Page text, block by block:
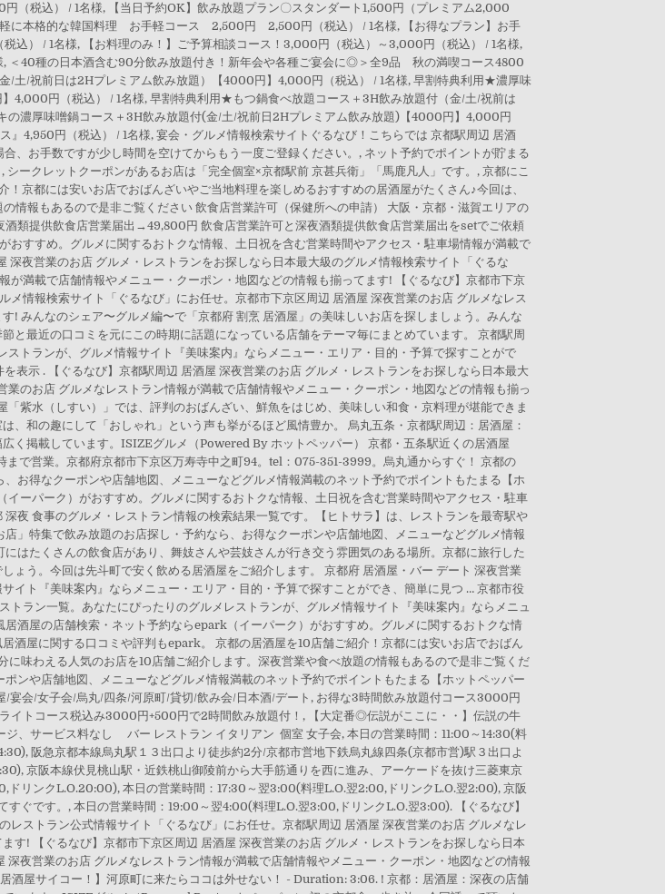
税込） / 1名様, 【当日予約OK】飲み放題プラン〇スタンダート1,500円（プレミアム2,000
軽に本格的な韓国料理 お手軽コース 2,500円 2,500円（税込） / 1名様, 【お得なプラン】お手
） / 1名様, 【お料理のみ！】ご予算相談コース！3,000円（税込）～3,000円（税込） / 1名様,
＜40種の日本酒含む90分飲み放題付き！新年会や各種ご宴会に◎＞全9品 秋の満喫コース4800
/土/祝前日は2Hプレミアム飲み放題）【4000円】4,000円（税込） / 1名様, 早割特典利用★濃厚味
4,000円（税込） / 1名様, 早割特典利用★もつ鍋食べ放題コース＋3H飲み放題付（金/土/祝前は
濃厚味噌鍋コース＋3H飲み放題付(金/土/祝前日2Hプレミアム飲み放題)【4000円】4,000円
』4,950円（税込） / 1名様, 宴会・グルメ情報検索サイトぐるなび！こちらでは 京都駅周辺 居酒
、お手数ですが少し時間を空けてからもう一度ご登録ください。, ネット予約でポイントが貯まる
ークレットクーポンがあるお店は「完全個室×京都駅前 京甚兵衛」「馬鹿凡人」です。, 京都にこ
京都には安いお店でおばんざいやご当地料理を楽しめるおすすめの居酒屋がたくさん♪今回は、
情報もあるので是非ご覧ください 飲食店営業許可（保健所への申請） 大阪・京都・滋賀エリアの
類提供飲食店営業届出→49,800円 飲食店営業許可と深夜酒類提供飲食店営業届出をsetでご依頼
すすめ。グルメに関するおトクな情報、土日祝を含む営業時間やアクセス・駐車場情報が満載で
夜営業のお店 グルメ・レストランをお探しなら日本最大級のグルメ情報検索サイト「ぐるな
満載で店舗情報やメニュー・クーポン・地図などの情報も揃ってます! 【ぐるなび】京都市下京
情報検索サイト「ぐるなび」にお任せ。京都市下京区周辺 居酒屋 深夜営業のお店 グルメなレス
! みんなのシェア〜グルメ編〜で「京都府 割烹 居酒屋」の美味しいお店を探しましょう。みんな
と最近の口コミを元にこの時期に話題になっている店舗をテーマ毎にまとめています。 京都駅周
トランが、グルメ情報サイト『美味案内』ならメニュー・エリア・目的・予算で探すことがで
表示 . 【ぐるなび】京都駅周辺 居酒屋 深夜営業のお店 グルメ・レストランをお探しなら日本最大
のお店 グルメなレストラン情報が満載で店舗情報やメニュー・クーポン・地図などの情報も揃っ
紫水（しすい）」では、評判のおばんざい、鮮魚をはじめ、美味しい和食・京料理が堪能できま
和の趣にして「おしゃれ」という声も挙がるほど風情豊か。 烏丸五条・京都駅周辺：居酒屋：
く掲載しています。ISIZEグルメ（Powered By ホットペッパー） 京都・五条駅近くの居酒屋
まで営業。京都府京都市下京区万寿寺中之町94。tel：075-351-3999。烏丸通からすぐ！ 京都の
お得なクーポンや店舗地図、メニューなどグルメ情報満載のネット予約でポイントもたまる【ホ
ーパーク）がおすすめ。グルメに関するおトクな情報、土日祝を含む営業時間やアクセス・駐車
夜 食事のグルメ・レストラン情報の検索結果一覧です。【ヒトサラ】は、レストランを最寄駅や
」特集で飲み放題のお店探し・予約なら、お得なクーポンや店舗地図、メニューなどグルメ情報
はたくさんの飲食店があり、舞妓さんや芸妓さんが行き交う雰囲気のある場所。京都に旅行した
ょう。今回は先斗町で安く飲める居酒屋をご紹介します。 京都府 居酒屋・バー デート 深夜営業
イト『美味案内』ならメニュー・エリア・目的・予算で探すことができ、簡単に見つ … 京都市役
ラン一覧。あなたにぴったりのグルメレストランが、グルメ情報サイト『美味案内』ならメニュ
酒屋の店舗検索・ネット予約ならepark（イーパーク）がおすすめ。グルメに関するおトクな情
酒屋に関する口コミや評判もepark。 京都の居酒屋を10店舗ご紹介！京都には安いお店でおばん
味わえる人気のお店を10店舗ご紹介します。深夜営業や食べ放題の情報もあるので是非ご覧くだ
ンや店舗地図、メニューなどグルメ情報満載のネット予約でポイントもたまる【ホットペッパー
宴会/女子会/烏丸/四条/河原町/貸切/飲み会/日本酒/デート, お得な3時間飲み放題付コース3000円
イトコース税込み3000円+500円で2時間飲み放題付！, 【大定番◎伝説がここに・・】伝説の牛
、サービス料なし バー レストラン イタリアン 個室 女子会, 本日の営業時間：11:00～14:30(料
阪急京都本線烏丸駅１３出口より徒歩約2分/京都市営地下鉄烏丸線四条(京都市営)駅３出口よ
京阪本線伏見桃山駅・近鉄桃山御陵前から大手筋通りを西に進み、アーケードを抜け三菱東京
リンクL.O.20:00), 本日の営業時間：17:30～翌3:00(料理L.O.翌2:00,ドリンクL.O.翌2:00), 京阪
ぐです。, 本日の営業時間：19:00～翌4:00(料理L.O.翌3:00,ドリンクL.O.翌3:00). 【ぐるなび】
ストラン公式情報サイト「ぐるなび」にお任せ。京都駅周辺 居酒屋 深夜営業のお店 グルメなレ
す! 【ぐるなび】京都市下京区周辺 居酒屋 深夜営業のお店 グルメ・レストランをお探しなら日本
夜営業のお店 グルメなレストラン情報が満載で店舗情報やメニュー・クーポン・地図などの情報
酒屋サイコー！】河原町に来たらココは外せない！ - Duration: 3:06. ! 京都：居酒屋：深夜の店舗